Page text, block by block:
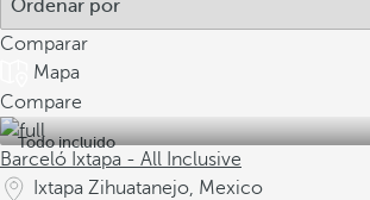
Comparar
Mapa
Compare
Todo incluido
Barceló Ixtapa - All Inclusive
Ixtapa Zihuatanejo, Mexico